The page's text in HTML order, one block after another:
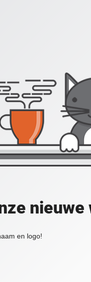
nieuwe
en logo!